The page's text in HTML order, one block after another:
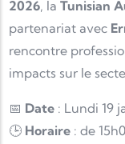
2026, la Tunisian
partenariat avec
rencontre
impacts sur le
📅 Date : Lundi 19
🕒 Horaire : de